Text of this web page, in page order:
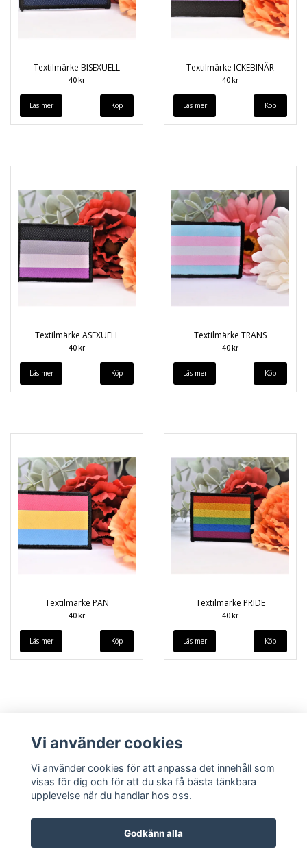
Textilmärke BISEXUELL
40 kr
Läs mer
Textilmärke ICKEBINÄR
40 kr
Läs mer
Textilmärke ASEXUELL
40 kr
Läs mer
Textilmärke TRANS
40 kr
Läs mer
Textilmärke PAN
40 kr
Läs mer
Textilmärke PRIDE
40 kr
Läs mer
Köpvillkor Kontakt
Vi använder cookies
Vi använder cookies för att anpassa det innehåll som
visas för dig och för att du ska få bästa tänkbara
upplevelse när du handlar hos oss.
Godkänn alla